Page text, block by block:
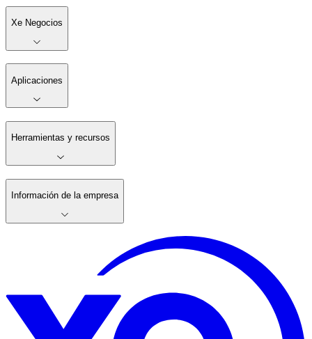
Xe Negocios
Aplicaciones
Herramientas y recursos
Información de la empresa